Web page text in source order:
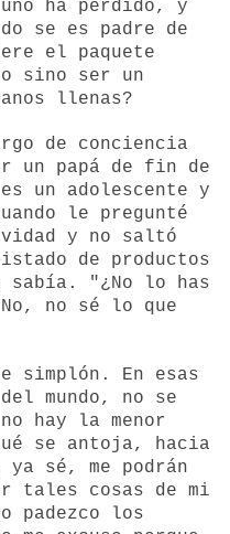
ha perdido, y
se es padre de
el paquete
sino ser un
llenas?
de conciencia
un papá de fin de
un adolescente y
le pregunté
y no saltó
de productos
sabía. "¿No lo has
no sé lo que
simplón. En esas
mundo, no se
hay la menor
se antoja, hacia
sé, me podrán
tales cosas de mi
padezco los